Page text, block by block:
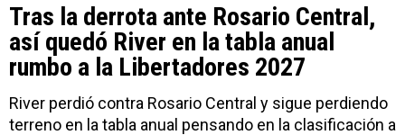
Tras la derrota ante Rosario Central,
así quedó River en la tabla anual
rumbo a la Libertadores 2027
River perdió contra Rosario Central y sigue perdiendo
terreno en la tabla anual pensando en la clasificación a